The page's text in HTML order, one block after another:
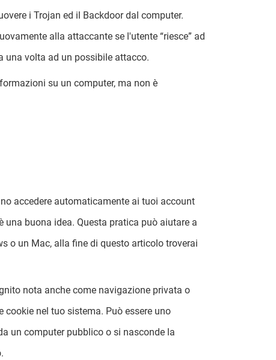
i Trojan ed il Backdoor dal computer.
alla attaccante se l'utente “riesce” ad
una volta ad un possibile attacco.
su un computer, ma non è
accedere automaticamente ai tuoi account
buona idea. Questa pratica può aiutare a
o un Mac, alla fine di questo articolo troverai
nota anche come navigazione privata o
nel tuo sistema. Può essere uno
un computer pubblico o si nasconde la